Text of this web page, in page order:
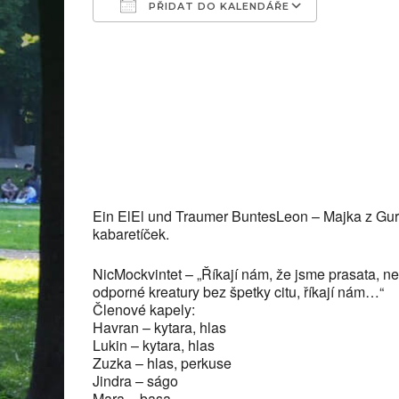
PŘIDAT DO KALENDÁŘE
Ein ElEl und Traumer BuntesLeon – Majka z
kabaretíček.
NicMockvintet – „Říkají nám, že jsme prasata,
odporné kreatury bez špetky citu, říkají nám…“
Členové kapely:
Havran – kytara, hlas
Lukin – kytara, hlas
Zuzka – hlas, perkuse
Jindra – ságo